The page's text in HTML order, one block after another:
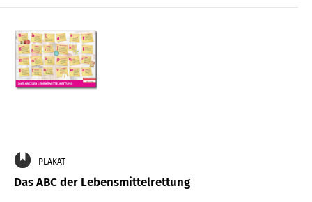
PLAKAT
Das ABC der Lebensmittelrettung